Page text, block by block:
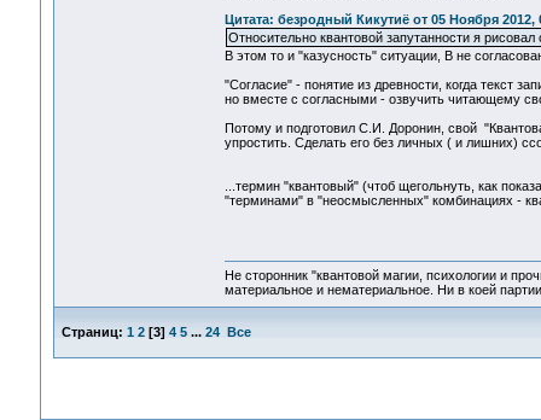
Цитата: безродный Кикутиё от 05 Ноября 2012,
Относительно квантовой запутанности я
В этом то и "казусность" ситуации, В не
"Согласие" - понятие из древности, когда текст
но вместе с согласными - озвучить читающему
Потому и подготовил С.И. Доронин, свой
упростить. Сделать его без личных ( и лишних)
...термин "квантовый" (чтоб щегольнуть, как
"терминами" в "неосмысленных" комбинациях -
Не сторонник "квантовой магии, психологии и
материальное и нематериальное. Ни в коей
Страниц: 1 2[3] 4 5 ... 24 Все